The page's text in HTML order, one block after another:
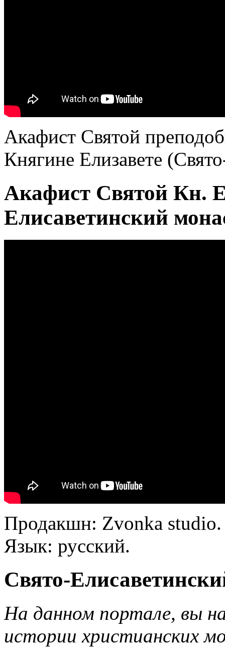
Акафист Святой
Княгине Елизавете
Акафист Святой Кн.
Елисаветинский
Продакшн: Zvonka studio.
Язык: русский.
Свято-
На данном портале, вы
истории христианских